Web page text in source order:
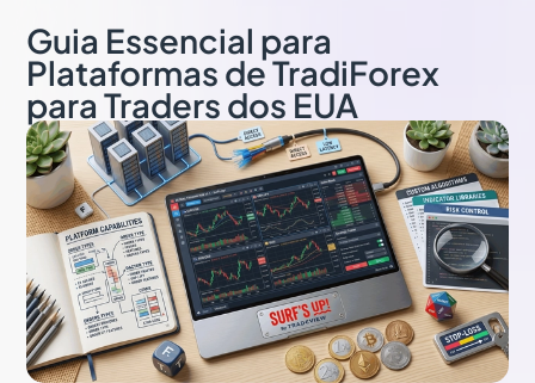
Guia Essencial para
Plataformas de TradiForex
para Traders dos EUA